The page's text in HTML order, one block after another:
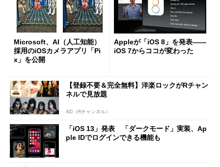
Microsoft、AI（人工知能）
採用のiOSカメラアプリ「Pi
x」を公開
Appleが「iOS 8」を発表――
iOS 7からココが変わった
【登録不要＆完全無料】洋楽ロックがRチャン
ネルで見放題
AD（Rチャンネル）
「iOS 13」発表 「ダークモード」実装、Ap
ple IDでログインできる機能も